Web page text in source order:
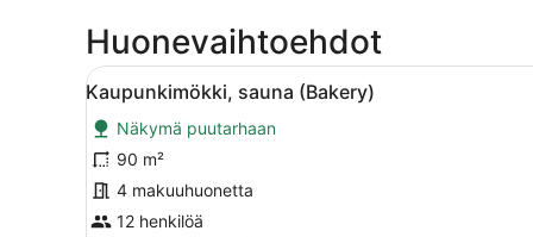
Huonevaihtoehdot
Avaa
kaikki
huonetyypin
Kaupunkimökki,
sauna
(Bakery)
Kaksikerroksinen talo,
5
Kaupunkimökki, sauna (Bakery)
Näkymä puutarhaan
90 m²
4 makuuhuonetta
12 henkilöä